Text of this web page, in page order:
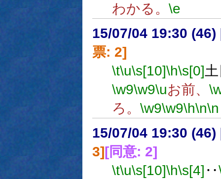
わかる。 \e
15/07/04 19:30 (46)
票: 2]
\t\u\s[10]\h\s[0]
\w9\w9\uお前、
ろ。 \w9\w9\h\n\n
15/07/04 19:30 (46)
3][同意: 2]
\t\u\s[10]\h\s[4] ‥